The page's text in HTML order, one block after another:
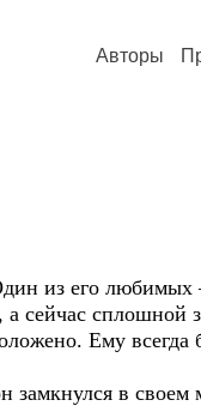
Авторы
из его любимых
сейчас сплошной
Ему
замкнулся в